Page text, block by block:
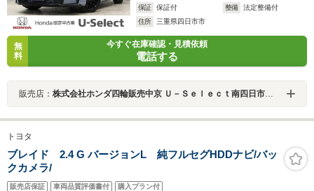
保証
保証付 整備
法定整備付
住所
三重県四日市市
無
料
今すぐ在庫確認・見積依頼
電話する
販売店： 株式会社ホンダ四輪販売中京 Ｕ－Ｓｅｌｅｃｔ南四日市／Ｈｏｎｄａ Ｃａｒｓ 三重東
トヨタ
ブレイド 2.4 G バージョンL 純フルセグHDDナビ/バッ
クカメラ/
販売店保証 車両品質評価書付 購入プラン付